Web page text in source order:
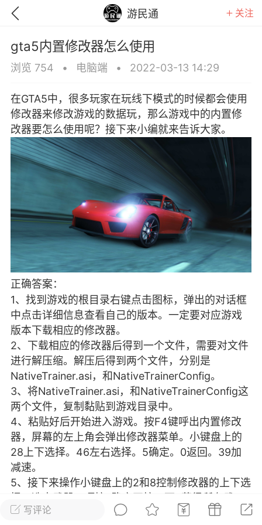
游民通 关注
GTA6 RDR2 逃离塔科夫
彩虹六号
游戏商城 每日签到 每日排行
游民通 Lv.13
版主
19 23:03
电脑端 问题解决
我在商城购买的虚拟产品显示自动发
在那里查看卡密？
发货的商品在那里查看卡密？答：查看
：下单以后在右边消息栏查看卡密，或
像 — 我的订单 — 待评价 — 查看订单，
看卡密详情问：我...
写评论
gta5内置修改器怎么使用
浏览 754 • 电脑端 • 2022-03-13 14:29
在GTA5中，很多玩家在玩线下模式的时候都会使用
修改器来修改游戏的数据玩，那么游戏中的内置修
改器要怎么使用呢？接下来小编就来告诉大家。
正确答案：
1、找到游戏的根目录右键点击图标，弹出的对话框
中点击详细信息查看自己的版本。一定要对应游戏
版本下载相应的修改器。
2、下载相应的修改器后得到一个文件，需要对文件
进行解压缩。解压后得到两个文件，分别是
NativeTrainer.asi，和NativeTrainerConfig。
3、将NativeTrainer.asi，和NativeTrainerConfig这
两个文件，复制黏贴到游戏目录中。
4、粘贴好后开始进入游戏。按F4键呼出内置修改
器，屏幕的左上角会弹出修改器菜单。小键盘上的
28上下选择。46左右选择。5确定。0返回。39加
减速。
5、接下来操作小键盘上的2和8控制修改器的上下选
器。呼出武器库共有8种武器，包括拳头。按横排键